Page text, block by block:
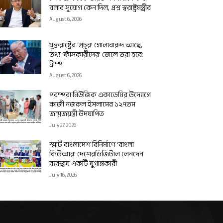
বলার সুযোগ কেন দিল, প্রশ্ন স্বরাষ্ট্রমন্ত্রীর
August 6, 2026
যুক্তরাষ্ট্রের ‘প্রচুর’ গোলাবারুদ আছে,
তথ্য ‘ফাঁসকারীদের’ জেলে ভরা হবে:
ট্রাম্প
August 6, 2026
পরম্পরা মিউজিক একাডেমির উদ্যোগে
কাজী নজরুল ইসলামের ১২৭তম
জন্মজয়ন্তী উদযাপিত
July 27, 2026
স্মার্ট বাংলাদেশ বিনির্মাণে ‘বাংলা
কিউআর’ দেশেরডিজিটাল লেনদেন
ব্যবস্থায় একটি যুগান্তকারী
July 16, 2026